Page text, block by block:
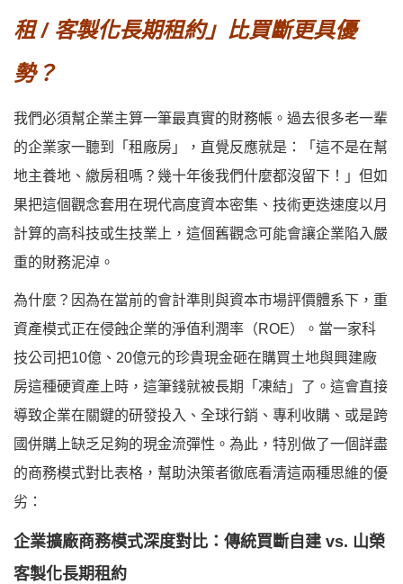
租 / 客製化長期租約」比買斷更具優
勢？
我們必須幫企業主算一筆最真實的財務帳。過去很多老一輩
的企業家一聽到「租廠房」，直覺反應就是：「這不是在幫
地主養地、繳房租嗎？幾十年後我們什麼都沒留下！」但如
果把這個觀念套用在現代高度資本密集、技術更迭速度以月
計算的高科技或生技業上，這個舊觀念可能會讓企業陷入嚴
重的財務泥淖。
為什麼？因為在當前的會計準則與資本市場評價體系下， 重
資產模式正在侵蝕企業的淨值利潤率（ROE）
。當一家科
技公司把10億、20億元的珍貴現金砸在購買土地與興建廠
房這種硬資產上時，這筆錢就被長期「凍結」了。這會直接
導致企業在關鍵的研發投入、全球行銷、專利收購、或是跨
國併購上缺乏足夠的現金流彈性。為此，特別做了一個詳盡
的商務模式對比表格，幫助決策者徹底看清這兩種思維的優
劣：
企業擴廠商務模式深度對比：傳統買斷自建 vs. 山榮
客製化長期租約